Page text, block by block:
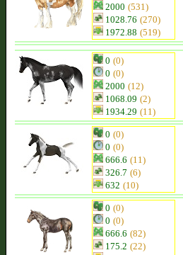
2000 (531)
1028.76 (270)
1972.88 (519)
0 (0)
0 (0)
2000 (12)
1068.09 (2)
1934.29 (11)
0 (0)
0 (0)
666.6 (11)
326.7 (6)
632 (10)
0 (0)
0 (0)
666.6 (82)
175.2 (22)